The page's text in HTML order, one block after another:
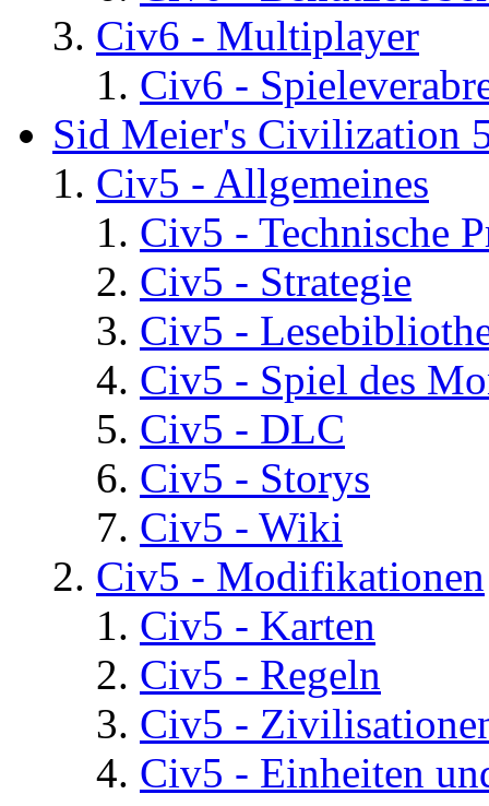
Civ6 - Multiplayer
Civ6 -
Sid Meier's Civilization
Civ5 - Allgemeines
Civ5 - Technische
Civ5 - Strategie
Civ5 -
Civ5 - Spiel des
Civ5 - DLC
Civ5 - Storys
Civ5 - Wiki
Civ5 - Modifikationen
Civ5 - Karten
Civ5 - Regeln
Civ5 -
Civ5 - Einheiten